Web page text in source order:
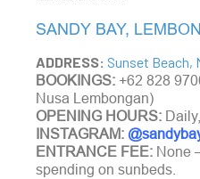
SANDY BAY,
ADDRESS: Sunset Beach,
BOOKINGS: +62 828
Nusa Lembongan)
OPENING HOURS:
INSTAGRAM:
ENTRANCE FEE: None
spending on sunbeds.